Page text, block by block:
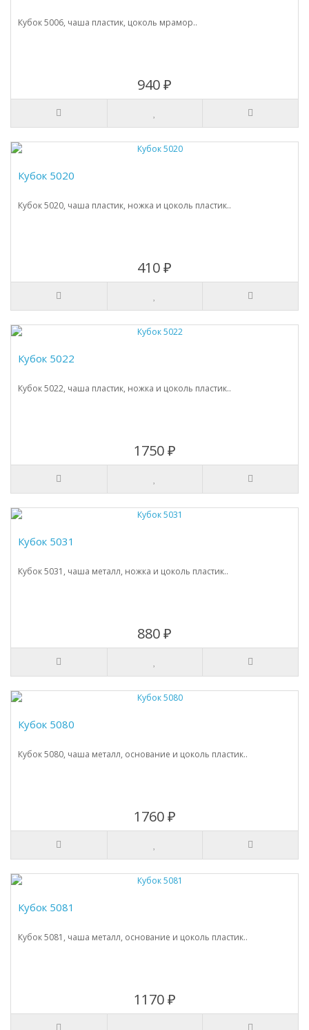
Кубок 5006, чаша пластик, цоколь мрамор..
940 ₽
Кубок 5020
Кубок 5020, чаша пластик, ножка и цоколь пластик..
410 ₽
Кубок 5022
Кубок 5022, чаша пластик, ножка и цоколь пластик..
1750 ₽
Кубок 5031
Кубок 5031, чаша металл, ножка и цоколь пластик..
880 ₽
Кубок 5080
Кубок 5080, чаша металл, основание и цоколь пластик..
1760 ₽
Кубок 5081
Кубок 5081, чаша металл, основание и цоколь пластик..
1170 ₽